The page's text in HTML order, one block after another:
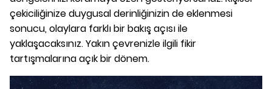
çekiciliğinize duygusal derinliğinizin de eklenmesi
sonucu, olaylara farklı bir bakış açısı ile
yaklaşacaksınız. Yakın çevrenizle ilgili fikir
tartışmalarına açık bir dönem.